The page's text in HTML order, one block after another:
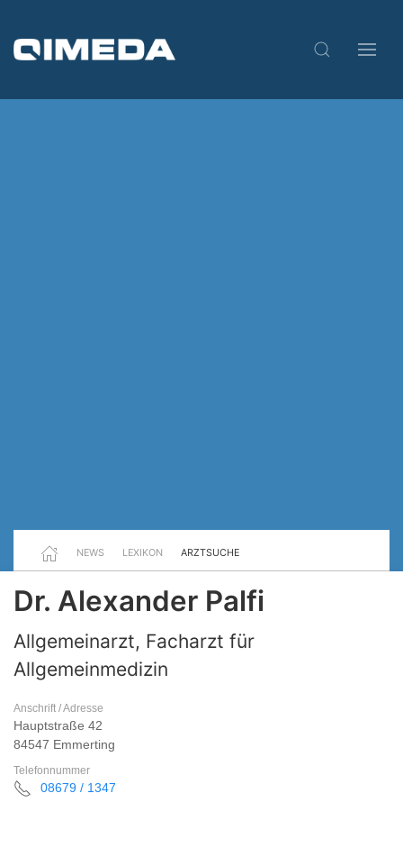
NEWS LEXIKON ARZTSUCHE
Dr. Alexander Palfi
Allgemeinarzt, Facharzt für
Allgemeinmedizin
Anschrift / Adresse
Hauptstraße 42
84547 Emmerting
Telefonnummer
08679 / 1347